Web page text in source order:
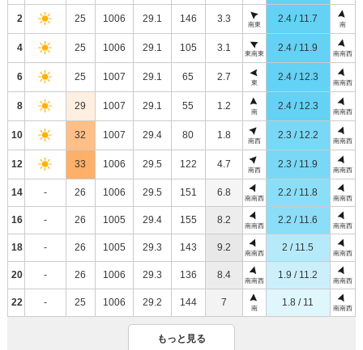
2 25 1006 29.1 146 3.3
南東
2.4 / 11.7
南
4 25 1006 29.1 105 3.1
東南東
2.4 / 11.9
南南西
6 25 1007 29.1 65 2.7
東
2.4 / 12.3
南南西
8 29 1007 29.1 55 1.2
南
2.4 / 12.3
南南西
10 32 1007 29.4 80 1.8
南西
2.3 / 12.2
南南西
12 33 1006 29.5 122 4.7
南西
2.3 / 11.9
南南西
14 - 26 1006 29.5 151 6.8
南南西
2.2 / 11.8
南南西
16 - 26 1005 29.4 155 8.2
南南西
2.2 / 11.6
南南西
18 - 26 1005 29.3 143 9.2
南南西
2 / 11.5
南南西
20 - 26 1006 29.3 136 8.4
南南西
1.9 / 11.2
南南西
22 - 25 1006 29.2 144 7
南
1.8 / 11
南南西
もっと見る